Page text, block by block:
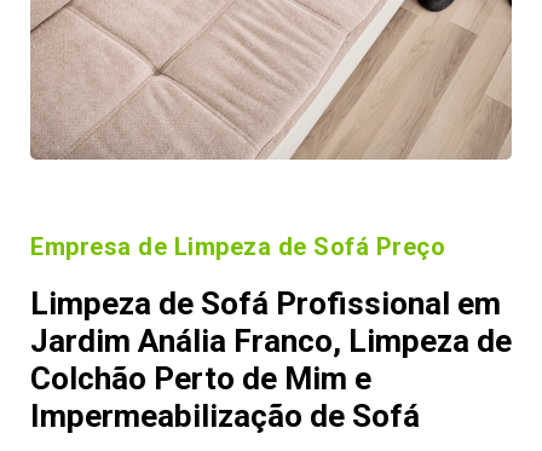
Empresa de Limpeza de Sofá Preço
Limpeza de Sofá Profissional em
Jardim Anália Franco, Limpeza de
Colchão Perto de Mim e
Impermeabilização de Sofá